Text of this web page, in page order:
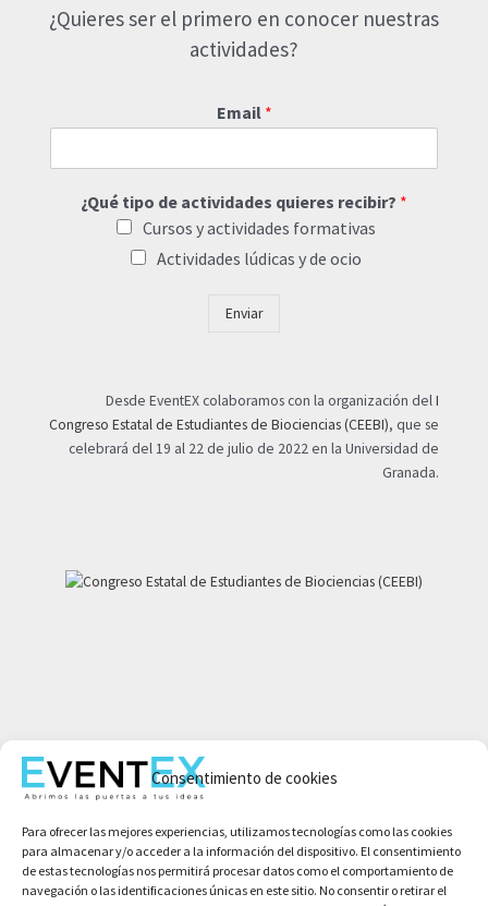
Consentimiento de cookies
Para ofrecer las mejores experiencias, utilizamos tecnologías como las cookies
para almacenar y/o acceder a la información del dispositivo. El consentimiento
de estas tecnologías nos permitirá procesar datos como el comportamiento de
navegación o las identificaciones únicas en este sitio. No consentir o retirar el
¿Quieres ser el primero en conocer nuestras
actividades?
Email *
¿Qué tipo de actividades quieres recibir? *
Cursos y actividades formativas
Actividades lúdicas y de ocio
Enviar
Desde EventEX colaboramos con la organización delI
Congreso Estatal de Estudiantes de Biociencias (CEEBI), que se
celebrará del 19 al 22 de julio de 2022 en la Universidad de
Granada.
Aviso legal
Política de privacidad
Condiciones de compra
Política de cookies